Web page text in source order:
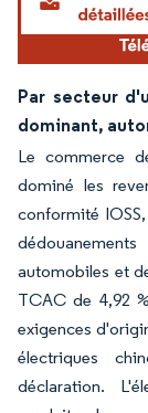
Par secteur
dominant,
Le commerce
dominé les
conformité
automobiles et
TCAC de 4,92
exigences
électriques
déclaration.